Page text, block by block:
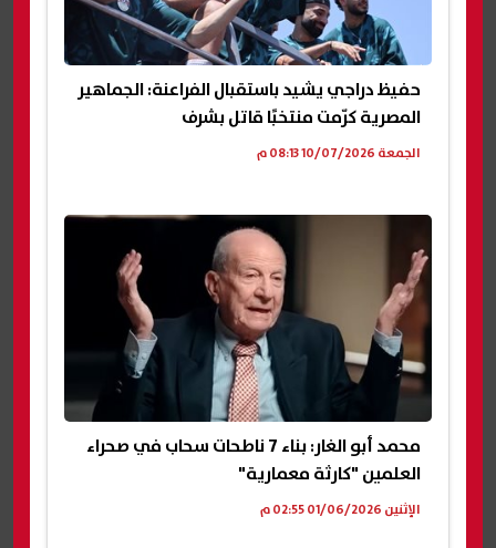
حفيظ دراجي يشيد باستقبال الفراعنة: الجماهير
المصرية كرّمت منتخبًا قاتل بشرف
الجمعة 10/07/2026 08:13 م
محمد أبو الغار: بناء 7 ناطحات سحاب في صحراء
العلمين "كارثة معمارية"
الإثنين 01/06/2026 02:55 م